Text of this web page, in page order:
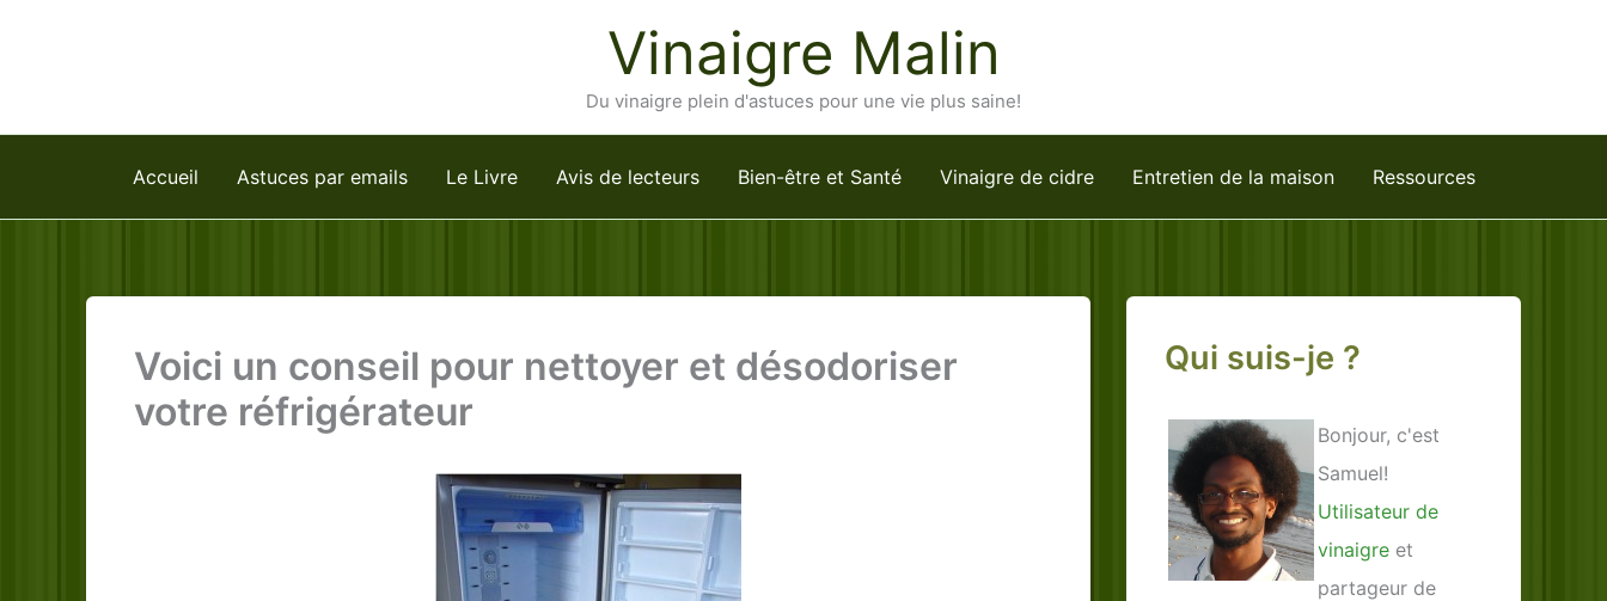
Vinaigre Malin
Du vinaigre plein d'astuces pour une vie plus saine!
Accueil Astuces par emails Le Livre Avis de lecteurs Bien-être et Santé Vinaigre de cidre Entretien de la maison Ressources
Voici un conseil pour nettoyer et désodoriser
votre réfrigérateur
Qui suis-je ?
Bonjour, c'est
Samuel!
Utilisateur de
vinaigre et
partageur de